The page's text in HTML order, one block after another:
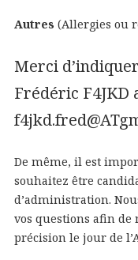
Autres (Allergies ou
Merci
Frédéric F4JKD
De même, il est
souhaitez être
d’administration.
vos questions afin de
précision le jour de